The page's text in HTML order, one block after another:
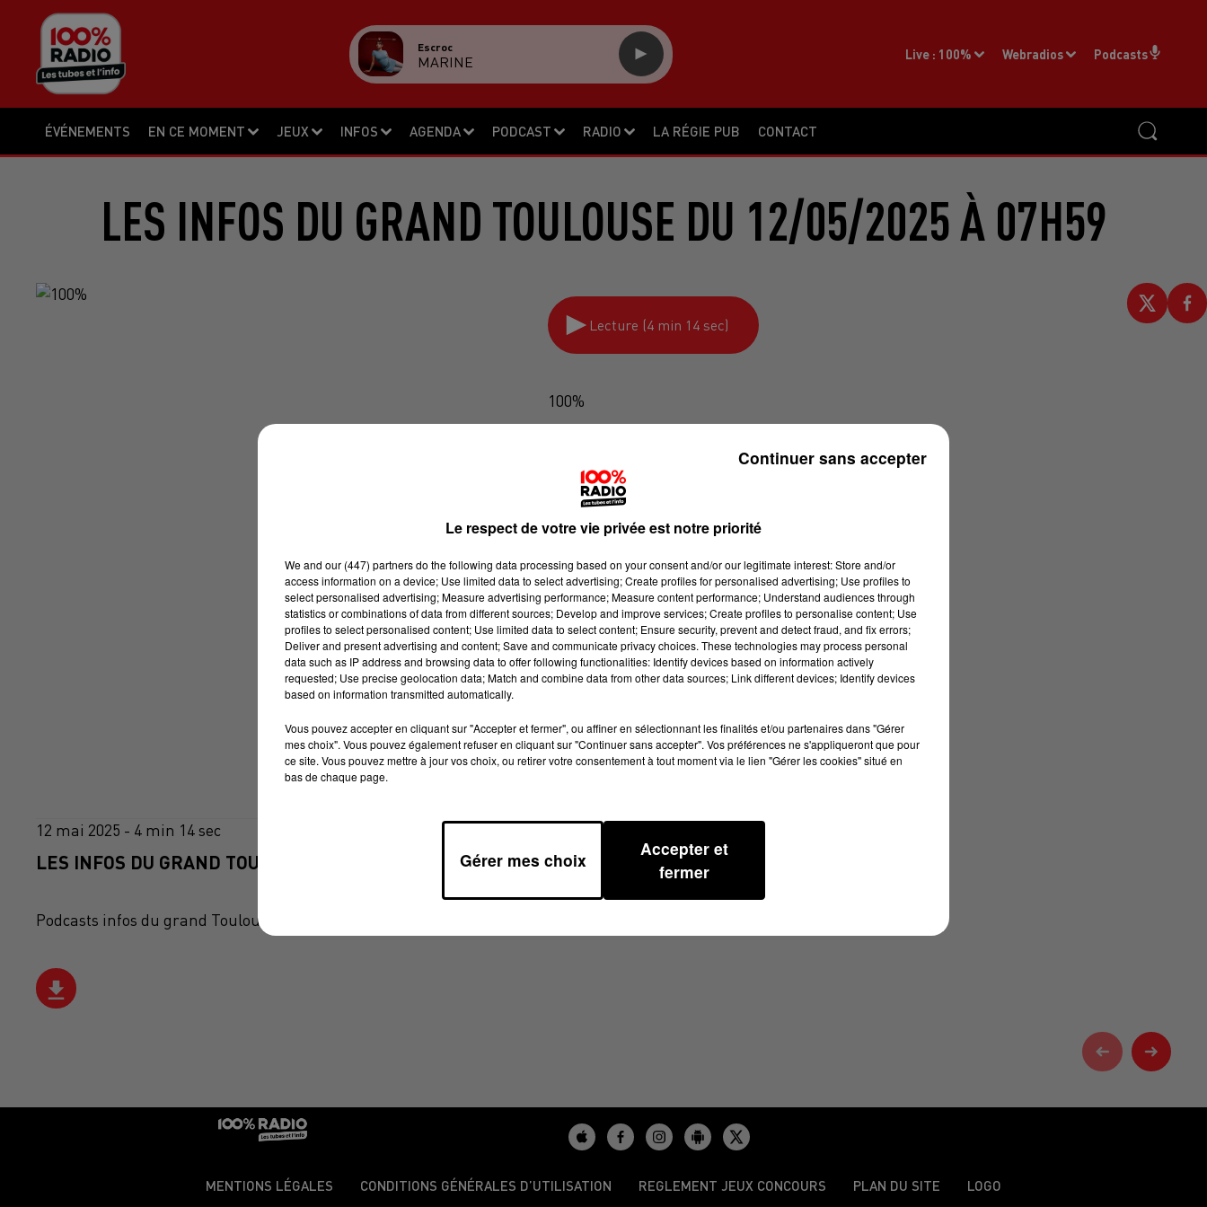
ÉVÉNEMENTS EN CE MOMENT JEUX INFOS AGENDA PODCAST RADIO LA RÉGIE PUB CONTACT
Live : 100% Webradios Podcasts
Escroc
MARINE
LES INFOS DU GRAND TOULOUSE DU 12/05/2025 À 07H59
Lecture (4 min 14 sec)
100%
12 mai 2025 - 4 min 14 sec
LES INFOS DU GRAND TOULOUSE DU 12/05/2025 À 07H59
Podcasts infos du grand Toulouse
MENTIONS LÉGALES CONDITIONS GÉNÉRALES D’UTILISATION REGLEMENT JEUX CONCOURS PLAN DU SITE LOGO
Le respect de votre vie privée est notre priorité
We and our (447) partnersdo the following data processing based on your consent and/or our legitimate interest: Store and/or
access information on a device; Use limited data to select advertising; Create profiles for personalised advertising; Use profiles to
select personalised advertising; Measure advertising performance; Measure content performance; Understand audiences through
statistics or combinations of data from different sources; Develop and improve services; Create profiles to personalise content; Use
profiles to select personalised content; Use limited data to select content; Ensure security, prevent and detect fraud, and fix errors;
Deliver and present advertising and content; Save and communicate privacy choices. These technologies may process personal
data such as IP address and browsing data to offer following functionalities: Identify devices based on information actively
requested; Use precise geolocation data; Match and combine data from other data sources; Link different devices; Identify devices
based on information transmitted automatically.
Vous pouvez accepter en cliquant sur "Accepter et fermer", ou affiner en sélectionnant les finalités et/ou partenaires dans "Gérer
mes choix". Vous pouvez également refuser en cliquant sur "Continuer sans accepter". Vos préférences ne s'appliqueront que pour
ce site. Vous pouvez mettre à jour vos choix, ou retirer votre consentement à tout moment via le lien "Gérer les cookies" situé en
bas de chaque page.
Gérer mes choix
Accepter et
fermer
Continuer sans accepter